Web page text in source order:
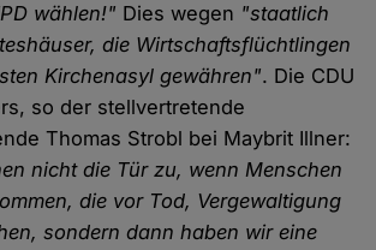
wählen!" Dies wegen "staatlich
die Wirtschaftsflüchtlingen
Kirchenasyl gewähren". Die CDU
so der stellvertretende
Thomas Strobl bei Maybrit Illner:
nicht die Tür zu, wenn Menschen
die vor Tod, Vergewaltigung
sondern dann haben wir eine